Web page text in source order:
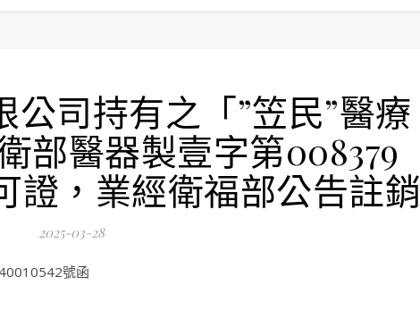
公司持有之「”笠民”醫療
部醫器製壹字第008379
證，業經衛福部公告註銷
2025-03-28
號函